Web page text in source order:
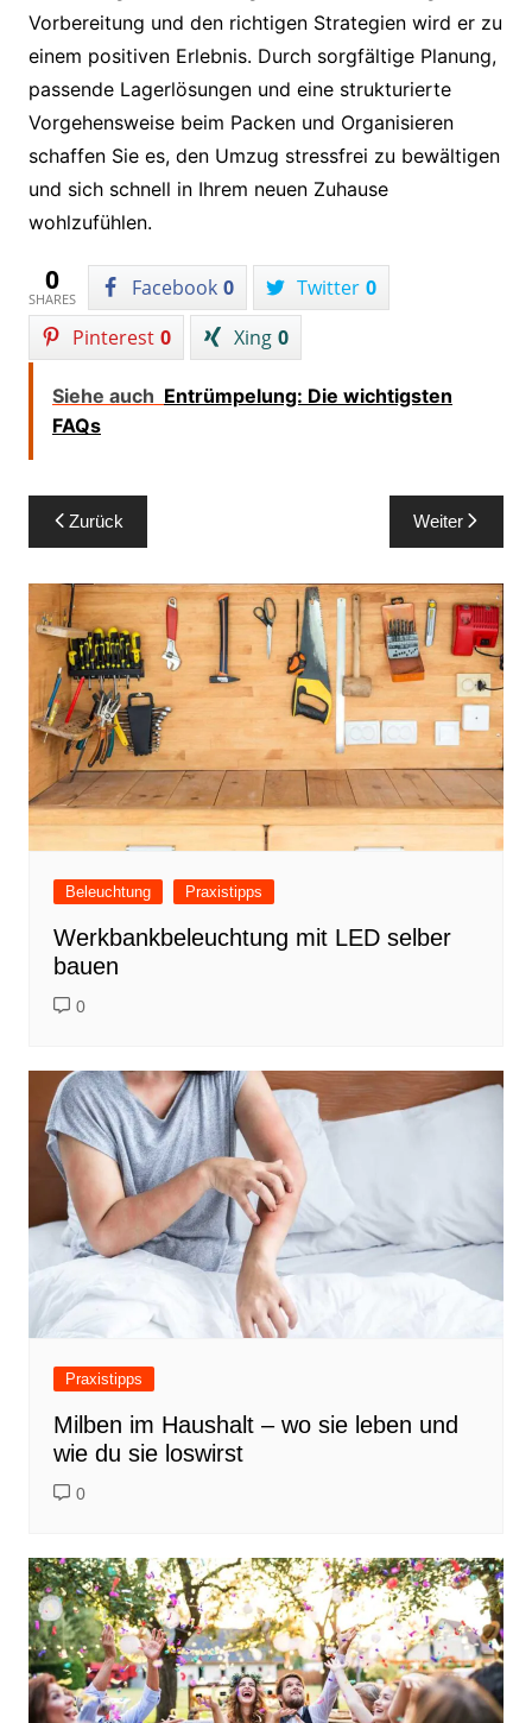
Vorbereitung und den richtigen Strategien wird er zu
einem positiven Erlebnis. Durch sorgfältige Planung,
passende Lagerlösungen und eine strukturierte
Vorgehensweise beim Packen und Organisieren
schaffen Sie es, den Umzug stressfrei zu bewältigen
und sich schnell in Ihrem neuen Zuhause
wohlzufühlen.
0
SHARES Facebook 0 Twitter 0
Pinterest 0 Xing 0
Siehe auch Entrümpelung: Die wichtigsten
FAQs
Beitragsnavigation
Zurück Weiter
Beleuchtung Praxistipps
Werkbankbeleuchtung mit LED selber
bauen
0
Praxistipps
Milben im Haushalt – wo sie leben und
wie du sie loswirst
0